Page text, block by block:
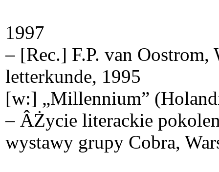
1997
– [Rec.] F.P. van
letterkunde, 1995
[w:] „Millennium”
– ÂŻycie literackie
wystawy grupy Cobra,